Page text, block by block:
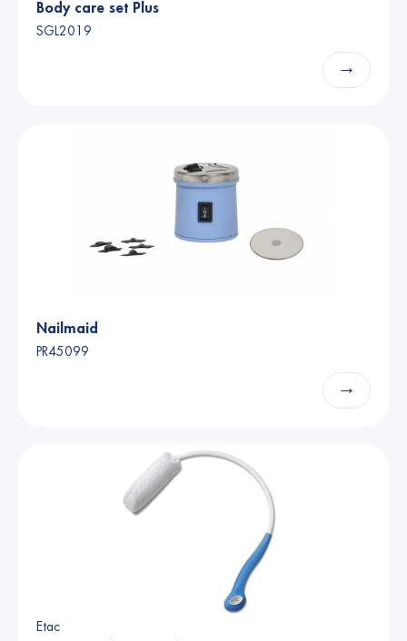
Body care set Plus
SGL2019
→
Nailmaid
PR45099
→
Etac